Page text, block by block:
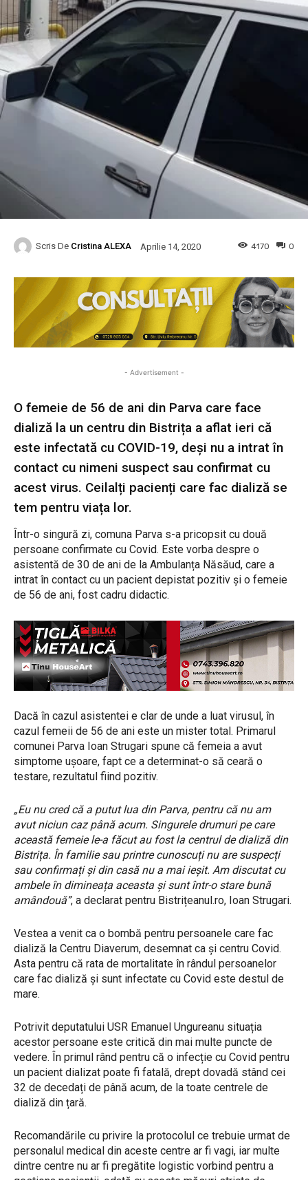
Scris De Cristina ALEXA Aprilie 14, 2020 0
4170
- Advertisement -
O femeie de 56 de ani din Parva care face
dializă la un centru din Bistrița a aflat ieri că
este infectată cu COVID-19, deși nu a intrat în
contact cu nimeni suspect sau confirmat cu
acest virus. Ceilalți pacienți care fac dializă se
tem pentru viața lor.
Într-o singură zi, comuna Parva s-a pricopsit cu două
persoane confirmate cu Covid. Este vorba despre o
asistentă de 30 de ani de la Ambulanța Năsăud, care a
intrat în contact cu un pacient depistat pozitiv și o femeie
de 56 de ani, fost cadru didactic.
Dacă în cazul asistentei e clar de unde a luat virusul, în
cazul femeii de 56 de ani este un mister total. Primarul
comunei Parva Ioan Strugari spune că femeia a avut
simptome ușoare, fapt ce a determinat-o să ceară o
testare, rezultatul fiind pozitiv.
„Eu nu cred că a putut lua din Parva, pentru că nu am
avut niciun caz până acum. Singurele drumuri pe care
această femeie le-a făcut au fost la centrul de dializă din
Bistrița. În familie sau printre cunoscuți nu are suspecți
sau confirmați și din casă nu a mai ieșit. Am discutat cu
ambele în dimineața aceasta și sunt într-o stare bună
amândouă”, a declarat pentru Bistrițeanul.ro, Ioan Strugari.
Vestea a venit ca o bombă pentru persoanele care fac
dializă la Centru Diaverum, desemnat ca și centru Covid.
Asta pentru că rata de mortalitate în rândul persoanelor
care fac dializă și sunt infectate cu Covid este destul de
mare.
Potrivit deputatului USR Emanuel Ungureanu situația
acestor persoane este critică din mai multe puncte de
vedere. În primul rând pentru că o infecție cu Covid pentru
un pacient dializat poate fi fatală, drept dovadă stând cei
32 de decedați de până acum, de la toate centrele de
dializă din țară.
Recomandările cu privire la protocolul ce trebuie urmat de
personalul medical din aceste centre ar fi vagi, iar multe
dintre centre nu ar fi pregătite logistic vorbind pentru a